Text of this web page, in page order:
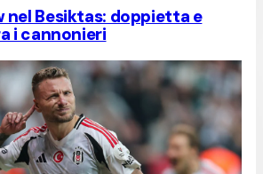
nel Besiktas: doppietta e
i cannonieri